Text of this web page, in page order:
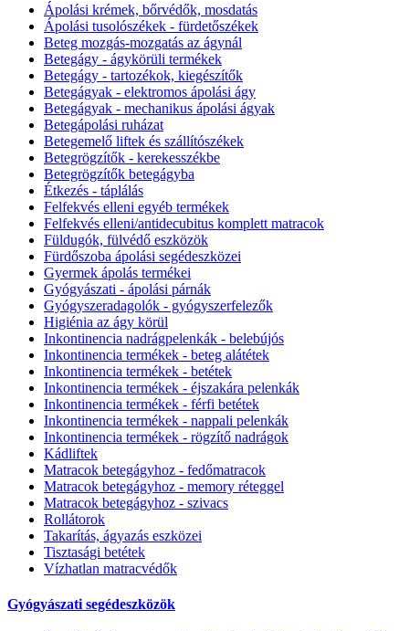
Ápolási krémek, bőrvédők, mosdatás
Ápolási tusolószékek - fürdetőszékek
Beteg mozgás-mozgatás az ágynál
Betegágy - ágykörüli termékek
Betegágy - tartozékok, kiegészítők
Betegágyak - elektromos ápolási ágy
Betegágyak - mechanikus ápolási ágyak
Betegápolási ruházat
Betegemelő liftek és szállítószékek
Betegrögzítők - kerekesszékbe
Betegrögzítők betegágyba
Étkezés - táplálás
Felfekvés elleni egyéb termékek
Felfekvés elleni/antidecubitus komplett matracok
Füldugók, fülvédő eszközök
Fürdőszoba ápolási segédeszközei
Gyermek ápolás termékei
Gyógyászati - ápolási párnák
Gyógyszeradagolók - gyógyszerfelezők
Higiénia az ágy körül
Inkontinencia nadrágpelenkák - belebújós
Inkontinencia termékek - beteg alátétek
Inkontinencia termékek - betétek
Inkontinencia termékek - éjszakára pelenkák
Inkontinencia termékek - férfi betétek
Inkontinencia termékek - nappali pelenkák
Inkontinencia termékek - rögzítő nadrágok
Kádliftek
Matracok betegágyhoz - fedőmatracok
Matracok betegágyhoz - memory réteggel
Matracok betegágyhoz - szivacs
Rollátorok
Takarítás, ágyazás eszközei
Tisztasági betétek
Vízhatlan matracvédők
Gyógyászati segédeszközök